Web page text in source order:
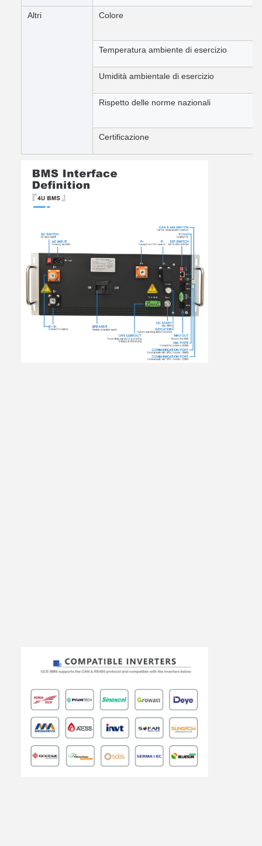
Altri Colore
Temperatura ambiente di esercizio
Umidità ambientale di esercizio
Rispetto delle norme nazionali
Certificazione